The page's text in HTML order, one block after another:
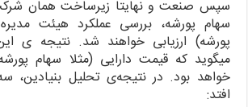
سپس صنعت و نهایتا زیرساخت همان
سهام پورشه، بررسی عملکرد هیئت
پورشه) ارزیابی خواهند شد. نتیجه ی
میگوید که قیمت دارایی (مثلا سهام
خواهد بود. در نتیجه‌ی تحلیل بنیادین،
افتد: